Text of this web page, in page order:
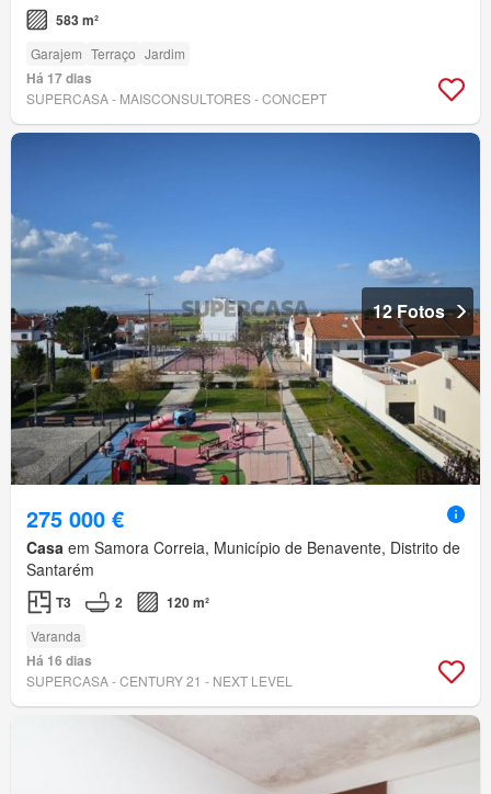
583 m²
Garajem Terraço Jardim
Há 17 dias
SUPERCASA - MAISCONSULTORES - CONCEPT
12 Fotos
275 000 €
Casa em Samora Correia, Município de Benavente, Distrito de
Santarém
T3 2 120 m²
Varanda
Há 16 dias
SUPERCASA - CENTURY 21 - NEXT LEVEL